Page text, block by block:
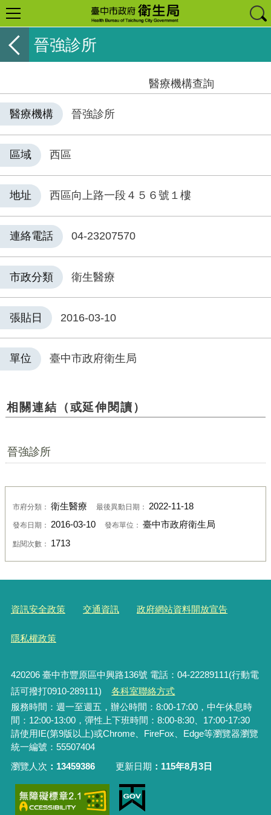
晉強診所
醫療機構查詢
醫療機構 晉強診所
區域 西區
地址 西區向上路一段４５６號１樓
連絡電話 04-23207570
市政分類 衛生醫療
張貼日 2016-03-10
單位 臺中市政府衛生局
相關連結（或延伸閱讀）
晉強診所
市府分類： 衛生醫療 最後異動日期： 2022-11-18
發布日期： 2016-03-10 發布單位： 臺中市政府衛生局
點閱次數： 1713
資訊安全政策 交通資訊 政府網站資料開放宣告
隱私權政策
420206臺中市豐原區中興路136號 電話：04-22289111(行動電
話可撥打0910-289111)
各科室聯絡方式
服務時間：週一至週五，辦公時間：8:00-17:00，中午休息時
間：12:00-13:00，彈性上下班時間：8:00-8:30、17:00-17:30
請使用IE(第9版以上)或Chrome、FireFox、Edge等瀏覽器瀏覽
統一編號：55507404
瀏覽人次
13459386 更新日期 115年8月3日